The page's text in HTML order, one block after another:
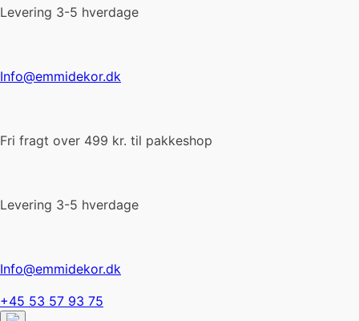
Levering 3-5 hverdage
Info@emmidekor.dk
Fri fragt over 499 kr. til pakkeshop
Levering 3-5 hverdage
Info@emmidekor.dk
+45 53 57 93 75